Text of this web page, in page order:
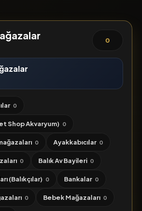
0
0
Shop Akvaryum) 0
0 Ayakkabıcılar 0
0 Balık Av Bayileri 0
(Balıkçılar) 0 Bankalar 0
0 Bebek Mağazaları 0